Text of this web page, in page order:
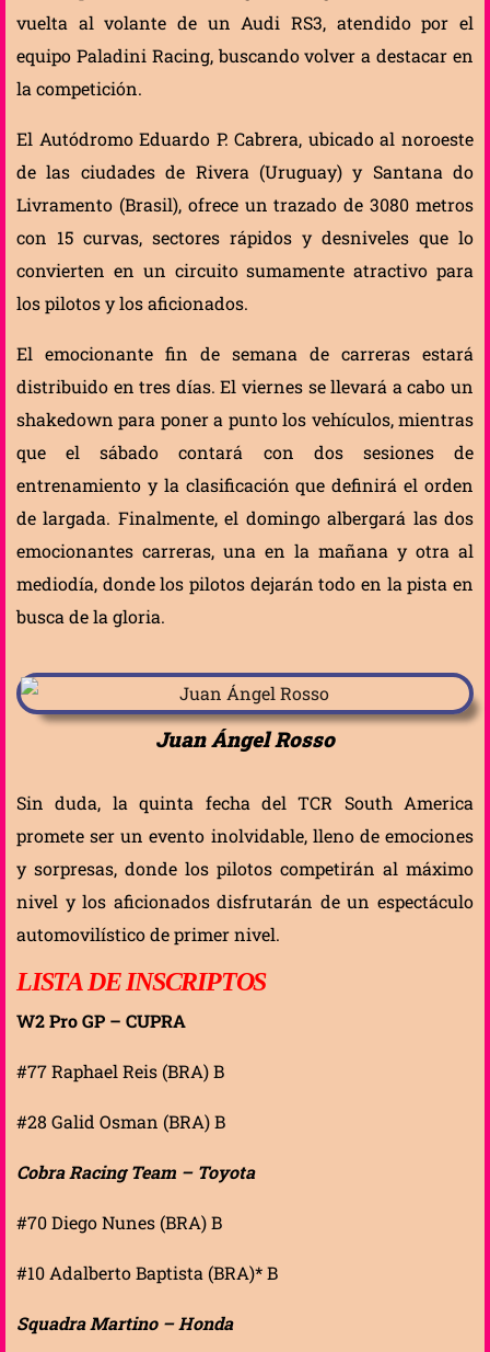
vuelta al volante de un Audi RS3, atendido por el
equipo Paladini Racing, buscando volver a destacar en
la competición.
El Autódromo Eduardo P. Cabrera, ubicado al noroeste
de las ciudades de Rivera (Uruguay) y Santana do
Livramento (Brasil), ofrece un trazado de 3080 metros
con 15 curvas, sectores rápidos y desniveles que lo
convierten en un circuito sumamente atractivo para
los pilotos y los aficionados.
El emocionante fin de semana de carreras estará
distribuido en tres días. El viernes se llevará a cabo un
shakedown para poner a punto los vehículos, mientras
que el sábado contará con dos sesiones de
entrenamiento y la clasificación que definirá el orden
de largada. Finalmente, el domingo albergará las dos
emocionantes carreras, una en la mañana y otra al
mediodía, donde los pilotos dejarán todo en la pista en
busca de la gloria.
Juan Ángel Rosso
Sin duda, la quinta fecha del TCR South America
promete ser un evento inolvidable, lleno de emociones
y sorpresas, donde los pilotos competirán al máximo
nivel y los aficionados disfrutarán de un espectáculo
automovilístico de primer nivel.
LISTA DE INSCRIPTOS
W2 Pro GP – CUPRA
#77 Raphael Reis (BRA) B
#28 Galid Osman (BRA) B
Cobra Racing Team – Toyota
#70 Diego Nunes (BRA) B
#10 Adalberto Baptista (BRA)* B
Squadra Martino – Honda